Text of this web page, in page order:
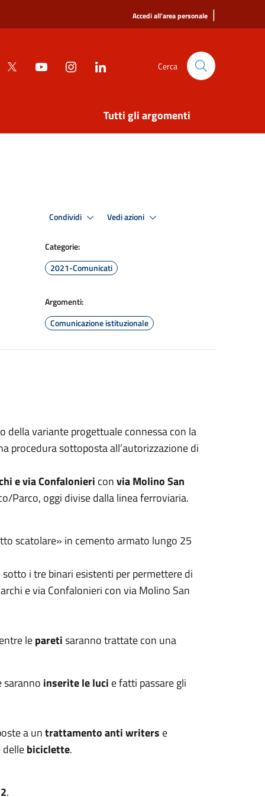
Accedi all'area personale |
Cerca
Tutti gli argomenti
Condividi Vedi azioni
Categorie:
2021-Comunicati
Argomenti:
Comunicazione istituzionale
della variante progettuale connessa con la
procedura sottoposta all’autorizzazione di
e via Confalonieri convia Molino San
Parco, oggi divise dalla linea ferroviaria.
scatolare» in cemento armato lungo 25
sotto i tre binari esistenti per permettere di
e via Confalonieri con via Molino San
leparetisaranno trattate con una
inserite le luci e fatti passare gli
a untrattamento anti writers e
biciclette.
.